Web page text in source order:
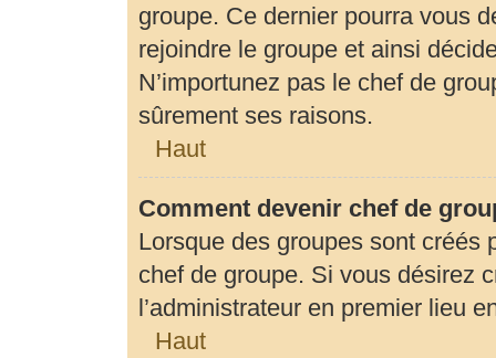
groupe. Ce dernier pourra vous
rejoindre le groupe et ainsi
N’importunez pas le chef de
sûrement ses raisons.
Haut
Comment devenir chef de
Lorsque des groupes sont créés
chef de groupe. Si vous désirez
l’administrateur en premier lieu
Haut